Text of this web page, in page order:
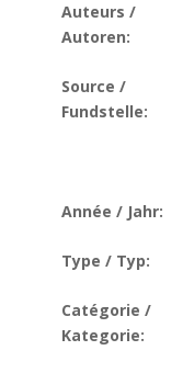
Auteurs /
Autoren:
Source /
Fundstelle:
Année / Jahr:
Type / Typ:
Catégorie /
Kategorie: